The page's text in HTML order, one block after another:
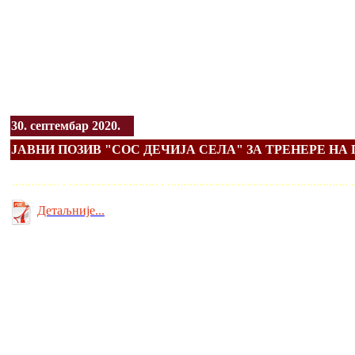
30. септембар 2020.
ЈАВНИ ПОЗИВ "СОС ДЕЧИЈА СЕЛА" ЗА ТРЕНЕРЕ НА
............... . ............................ .
Детаљније...